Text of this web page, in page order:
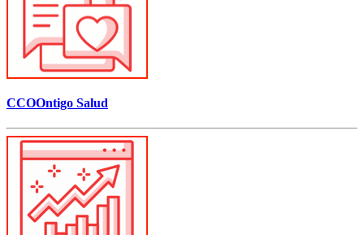
CCOOntigo Salud